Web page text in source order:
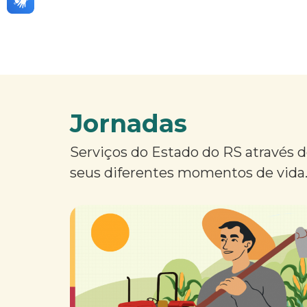
Jornadas
Serviços do Estado do RS através
seus diferentes momentos de vida.